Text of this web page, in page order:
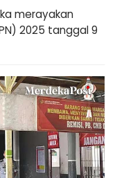
merayakan
2025 tanggal 9